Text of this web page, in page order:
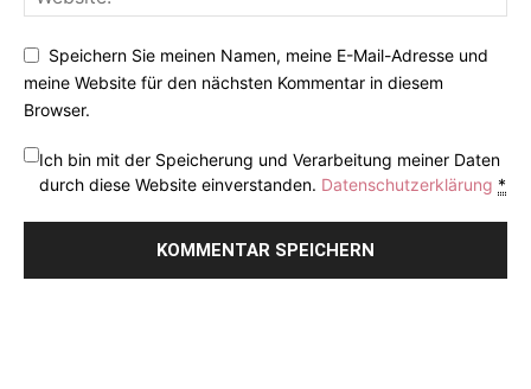
Speichern Sie meinen Namen, meine E-Mail-Adresse und
meine Website für den nächsten Kommentar in diesem
Browser.
Ich bin mit der Speicherung und Verarbeitung meiner Daten
durch diese Website einverstanden. Datenschutzerklärung *